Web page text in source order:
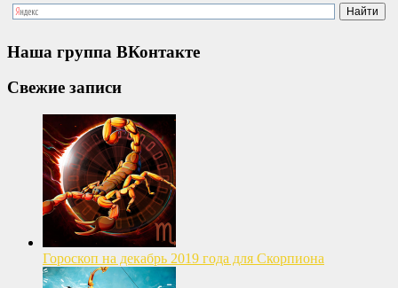
Наша группа ВКонтакте
Свежие записи
Гороскоп на декабрь 2019 года для Скорпиона